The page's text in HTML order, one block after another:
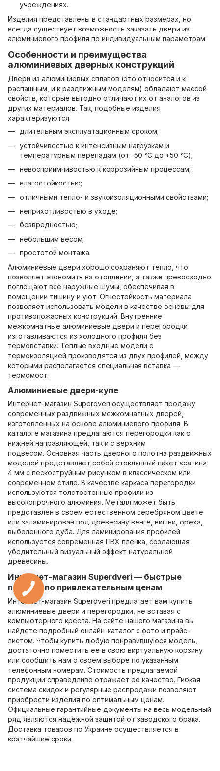
учреждениях.
Изделия представлены в стандартных размерах, но
всегда существует возможность заказать двери из
алюминиевого профиля по индивидуальным параметрам.
Особенности и преимущества
алюминиевых дверных конструкций
Двери из алюминиевых сплавов (это относится и к
распашным, и к раздвижным моделям) обладают массой
свойств, которые выгодно отличают их от аналогов из
других материалов. Так, подобные изделия
характеризуются:
длительным эксплуатационным сроком;
устойчивостью к интенсивным нагрузкам и
температурным перепадам (от -50 °С до +50 °С);
невосприимчивостью к коррозийным процессам;
влагостойкостью;
отличными тепло- и звукоизоляционными свойствами;
неприхотливостью в уходе;
безвредностью;
небольшим весом;
простотой монтажа.
Алюминиевые двери хорошо сохраняют тепло, что
позволяет экономить на отоплении, а также превосходно
поглощают все наружные шумы, обеспечивая в
помещении тишину и уют. Огнестойкость материала
позволяет использовать модели в качестве основы для
противопожарных конструкций. Внутренние
межкомнатные алюминиевые двери и перегородки
изготавливаются из холодного профиля без
термовставки. Теплые входные модели с
термоизоляцией производятся из двух профилей, между
которыми располагается специальная вставка —
термомост.
Алюминиевые двери-купе
Интернет-магазин Superdveri осуществляет продажу
современных раздвижных межкомнатных дверей,
изготовленных на основе алюминиевого профиля. В
каталоге магазина предлагаются перегородки как с
нижней направляющей, так и с верхним
подвесом. Основная часть дверного полотна раздвижных
моделей представляет собой стеклянный пакет «сатин»
4 мм с пескоструйным рисунком в классическом или
современном стиле. В качестве каркаса перегородки
используются толстостенные профили из
высокопрочного алюминия. Металл может быть
представлен в своем естественном серебряном цвете
или заламинирован под древесину венге, вишни, ореха,
выбеленного дуба. Для ламинирования профилей
используется современная ПВХ пленка, создающая
убедительный визуальный эффект натуральной
древесины.
Интернет-магазин Superdveri — быстрые
покупки по привлекательным ценам
Интернет-магазин Superdveri предлагает вам купить
алюминиевые двери и перегородки, не вставая с
компьютерного кресла. На сайте нашего магазина вы
найдете подробный онлайн-каталог с фото и прайс-
листом. Чтобы купить любую понравившуюся модель,
достаточно поместить ее в свою виртуальную корзину
или сообщить нам о своем выборе по указанным
телефонным номерам. Стоимость предлагаемой
продукции справедливо отражает ее качество. Гибкая
система скидок и регулярные распродажи позволяют
приобрести изделия по оптимальным ценам.
Официальные гарантийные документы на весь модельный
ряд являются надежной защитой от заводского брака.
Доставка товаров по Украине осуществляется в
кратчайшие сроки.